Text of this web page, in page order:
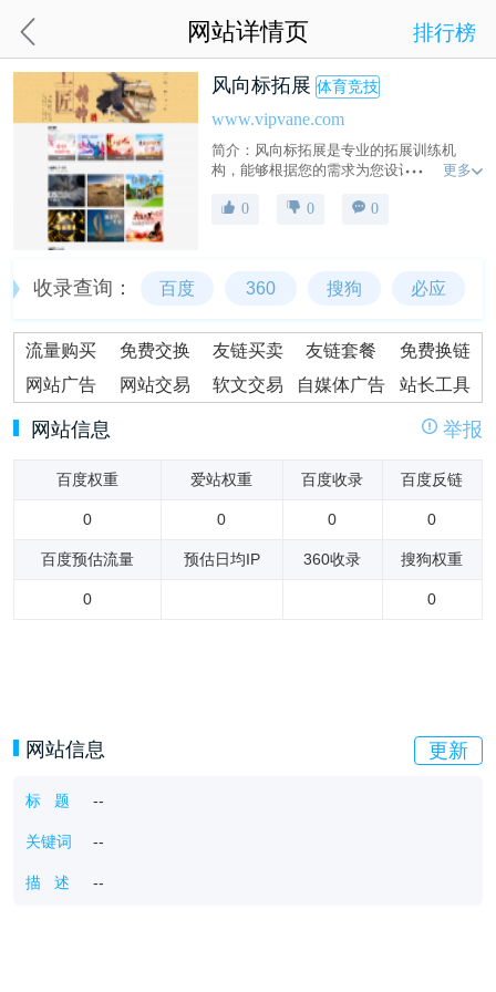
网站详情页 排行榜
风向标拓展 体育竞技
www.vipvane.com
简介：风向标拓展是专业的拓展训练机
构，能够根据您的需求为您设计和提交富
更多
0 0 0
收录查询： 百度 360 搜狗 必应
流量购买 免费交换 友链买卖 友链套餐
免费换链
网站广告
网站交易 软文交易 自媒体广告 站长工具
网站信息 举报
百度权重 爱站权重 百度收录 百度反链
0 0 0 0
百度预估流量 预估日均IP 360收录 搜狗权重
0 0
网站信息 更新
标 题 --
关键词 --
描 述 --